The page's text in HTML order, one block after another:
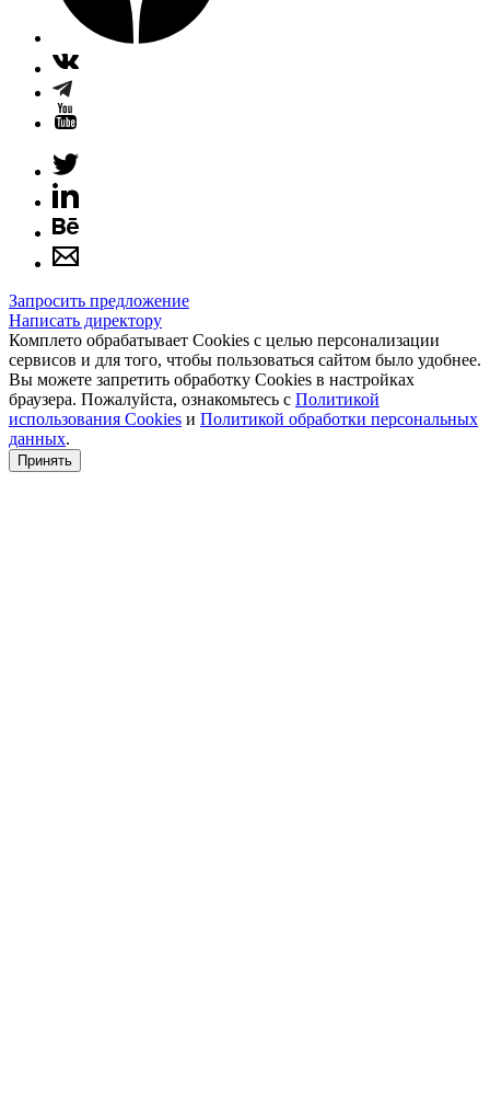
Запросить предложение
Написать директору
Комплето обрабатывает Cookies с целью персонализации
сервисов и для того, чтобы пользоваться сайтом было удобнее.
Вы можете запретить обработку Cookies в настройках
браузера. Пожалуйста, ознакомьтесь с Политикой
использования Cookies и Политикой обработки персональных
данных.
Принять